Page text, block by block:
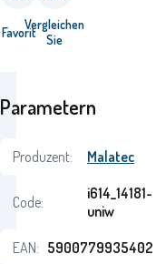
FavoritVergleichen
Sie
Parametern
Produzent: Malatec
Code:
i614_14181-
uniw
EAN: 5900779935402